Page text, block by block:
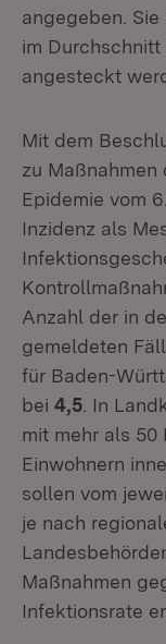
angegeben.
im Durchschnitt
angesteckt
Mit dem
zu Maßnahmen
Epidemie vom
Inzidenz als
Anzahl der in
gemeldeten
für Baden-
bei 4,5 . In
mit mehr als 50
Einwohnern
sollen vom
je nach
Maßnahmen
Infektionsrate